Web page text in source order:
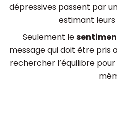
dépressives passent par
estimant
Seulement le
message qui doit être pris
rechercher l’équilibre